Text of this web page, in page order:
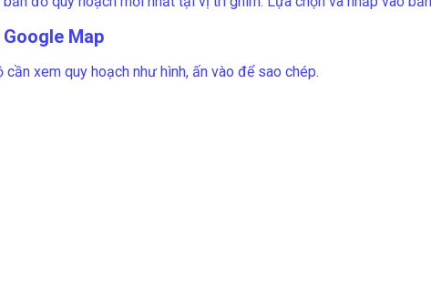
Map
xem quy hoạch như hình, ấn vào để sao chép.